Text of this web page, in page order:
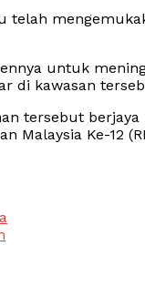
telah
untuk
di kawasan
tersebut
Malaysia Ke-12